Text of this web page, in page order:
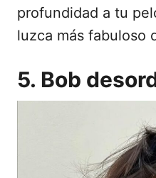
profundidad a tu
luzca más fabuloso
5. Bob